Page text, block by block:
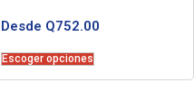
Desde Q752.00
Escoger opciones